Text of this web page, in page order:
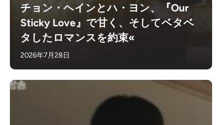
チョン・ヘインとハ・ヨン、『Our
Sticky Love』で甘く、そしてベタベ
タしたロマンスを約束«
2026年7月28日